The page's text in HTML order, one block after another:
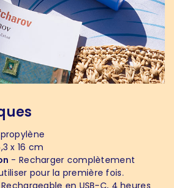
x 16 cm
- Recharger complètement
pour la première fois.